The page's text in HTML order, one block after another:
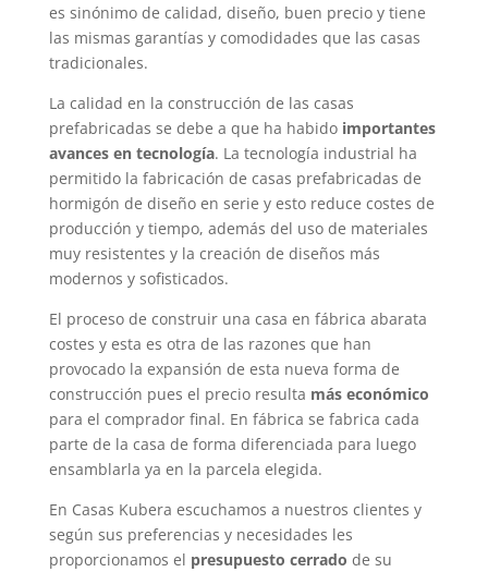
es sinónimo de calidad, diseño, buen precio y tiene
las mismas garantías y comodidades que las casas
tradicionales.
La calidad en la construcción de las casas
prefabricadas se debe a que ha habidoimportantes
avances en tecnología. La tecnología industrial ha
permitido la fabricación de casas prefabricadas de
hormigón de diseño en serie y esto reduce costes de
producción y tiempo, además del uso de materiales
muy resistentes y la creación de diseños más
modernos y sofisticados.
El proceso de construir una casa en fábrica abarata
costes y esta es otra de las razones que han
provocado la expansión de esta nueva forma de
construcción pues el precio resulta más económico
para el comprador final. En fábrica se fabrica cada
parte de la casa de forma diferenciada para luego
ensamblarla ya en la parcela elegida.
En Casas Kubera escuchamos a nuestros clientes y
según sus preferencias y necesidades les
proporcionamos el presupuesto cerrado de su